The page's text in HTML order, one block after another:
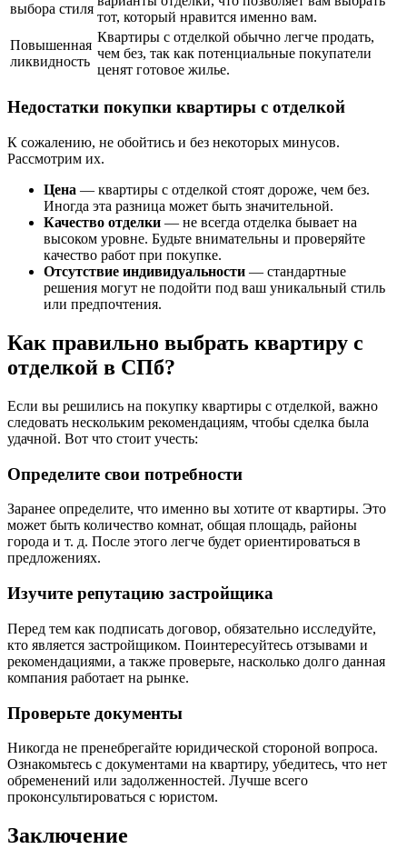
выбора стиля
тот, который нравится именно вам.
Повышенная
ликвидность
Квартиры с отделкой обычно легче продать,
чем без, так как потенциальные покупатели
ценят готовое жилье.
Недостатки покупки квартиры с отделкой
К сожалению, не обойтись и без некоторых минусов.
Рассмотрим их.
Цена — квартиры с отделкой стоят дороже, чем без.
Иногда эта разница может быть значительной.
Качество отделки — не всегда отделка бывает на
высоком уровне. Будьте внимательны и проверяйте
качество работ при покупке.
Отсутствие индивидуальности — стандартные
решения могут не подойти под ваш уникальный стиль
или предпочтения.
Как правильно выбрать квартиру с
отделкой в СПб?
Если вы решились на покупку квартиры с отделкой, важно
следовать нескольким рекомендациям, чтобы сделка была
удачной. Вот что стоит учесть:
Определите свои потребности
Заранее определите, что именно вы хотите от квартиры. Это
может быть количество комнат, общая площадь, районы
города и т. д. После этого легче будет ориентироваться в
предложениях.
Изучите репутацию застройщика
Перед тем как подписать договор, обязательно исследуйте,
кто является застройщиком. Поинтересуйтесь отзывами и
рекомендациями, а также проверьте, насколько долго данная
компания работает на рынке.
Проверьте документы
Никогда не пренебрегайте юридической стороной вопроса.
Ознакомьтесь с документами на квартиру, убедитесь, что нет
обременений или задолженностей. Лучше всего
проконсультироваться с юристом.
Заключение